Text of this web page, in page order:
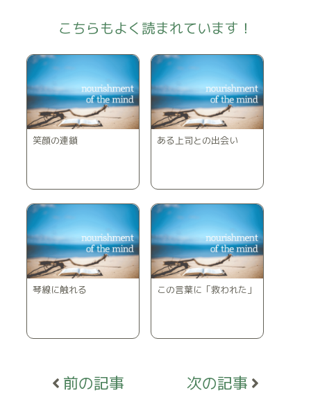
こちらもよく読まれています！
笑顔の連鎖 ある上司との出会い
琴線に触れる この言葉に「救われた」